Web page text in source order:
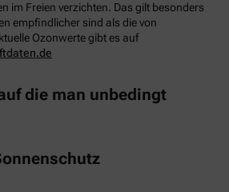
im Freien verzichten. Das gilt besonders
empfindlicher sind als die von
Ozonwerte gibt es auf
die man unbedingt